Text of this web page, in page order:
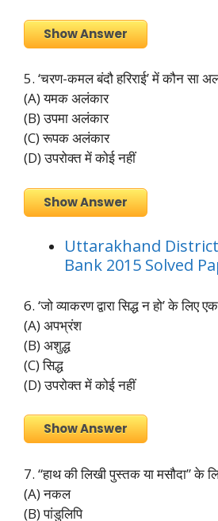
Show Answer
5. ‘चरण-कमल बंदौ हरिराई’ में कौन सा
(A) यमक अलंकार
(B) उपमा अलंकार
(C) रूपक अलंकार
(D) उपरोक्त में कोई नहीं
Show Answer
Uttarakhand
Bank 2015 Solved
6. ‘जो व्याकरण द्वारा सिद्ध न हो’ के लिए
(A) अपभ्रंश
(B) अशुद्ध
(C) सिद्ध
(D) उपरोक्त में कोई नहीं
Show Answer
7. “हाथ की लिखी पुस्तक या मसौदा” के
(A) नकल
(B) पांडुलिपि